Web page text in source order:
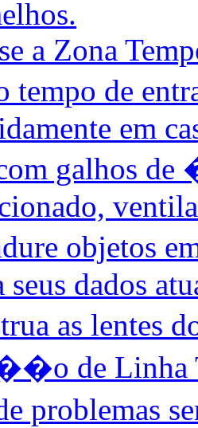
a Zona
tempo de
em
galhos de
objetos
seus dados
as lentes
de Linha
problemas